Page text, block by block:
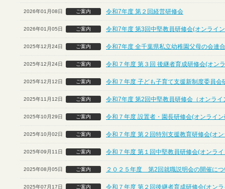
2026年01月08日 ご案内 令和7年度 第２回経営研修会
2026年01月05日 ご案内 令和7年度 第3回中堅教員研修会(オンライ
2025年12月24日 ご案内 令和7年度 全千葉県私立幼稚園父母の会連
2025年12月24日 ご案内 令和７年度 第３回 後継者育成研修会(オン
2025年12月12日 ご案内 令和７年度 子ども子育て支援新制度委員会
2025年11月12日 ご案内 令和7年度 第2回中堅教員研修会（オンライ
2025年10月29日 ご案内 令和７年度 設置者・園長研修会(オンライ
2025年10月02日 ご案内 令和７年度 第２回特別支援教育研修会(オ
2025年09月11日 ご案内 令和７年度 第１回中堅教員研修会(オンラ
2025年08月05日 ご案内 ２０２５年度 第2回就職説明会の開催につ
2025年07月17日 ご案内 令和７年度 第２回後継者育成研修会(オン